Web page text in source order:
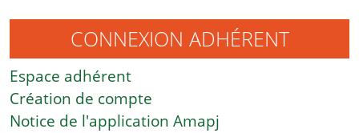
CONNEXION ADHÉRENT
Espace adhérent
Création de compte
Notice de l'application Amapj